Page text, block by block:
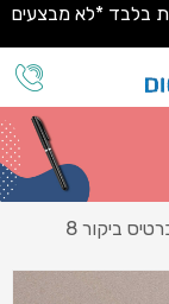
מסחריות בלבד *לא מבצעים
ביקור 8